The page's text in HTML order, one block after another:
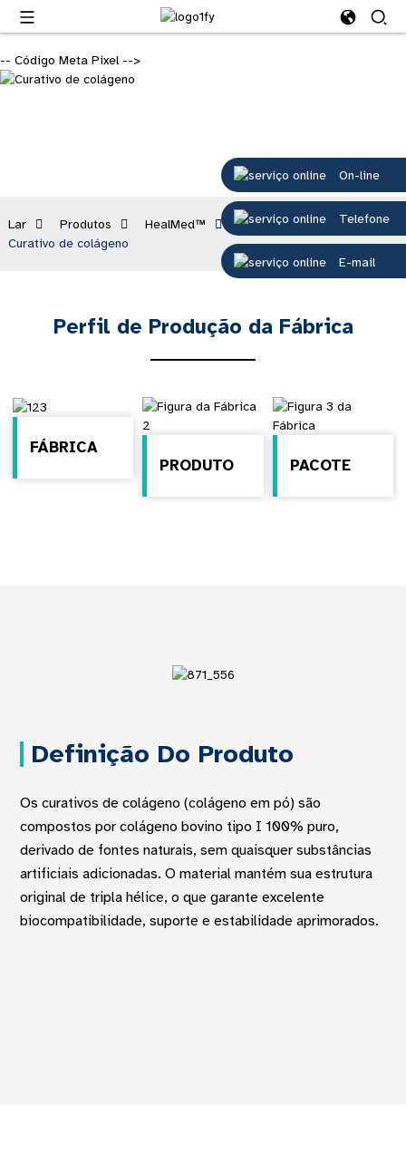
-- Código Meta Pixel -->
On-line
Telefone
E-mail
Lar Produtos HealMed™
Curativo de colágeno
Curativo de colágeno
Perfil de Produção da Fábrica
FÁBRICA
PRODUTO
PACOTE
Definição Do Produto
Os curativos de colágeno (colágeno em pó) são
compostos por colágeno bovino tipo I 100% puro,
derivado de fontes naturais, sem quaisquer substâncias
artificiais adicionadas. O material mantém sua estrutura
original de tripla hélice, o que garante excelente
biocompatibilidade, suporte e estabilidade aprimorados.